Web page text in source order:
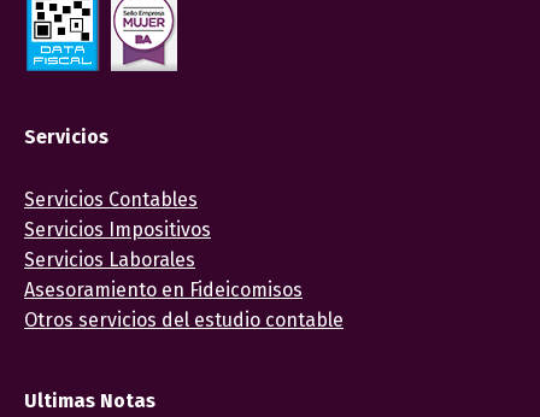
Servicios
Servicios Contables
Servicios Impositivos
Servicios Laborales
Asesoramiento en Fideicomisos
Otros servicios del estudio contable
Ultimas Notas